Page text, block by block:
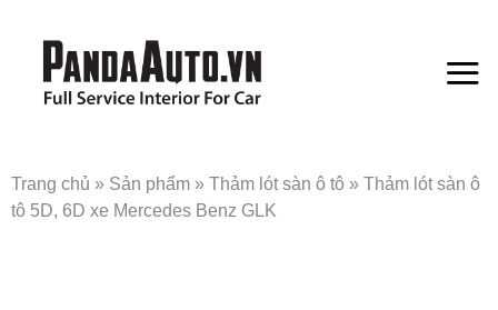
Trang chủ » Sản phẩm » Thảm lót sàn ô tô » Thảm lót sàn ô
tô 5D, 6D xe Mercedes Benz GLK